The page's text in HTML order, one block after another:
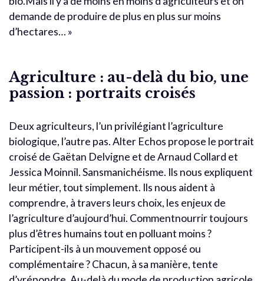
demande de produire de plus en plus sur moins
d’hectares… »
Agriculture : au-delà du bio, une
passion : portraits croisés
Deux agriculteurs, l’un privilégiant l’agriculture
biologique, l’autre pas. Alter Echos propose le portrait
croisé de Gaëtan Delvigne et de Arnaud Collard et
Jessica Moinnil. Sansmanichéisme. Ils nous expliquent
leur métier, tout simplement. Ils nous aident à
comprendre, à travers leurs choix, les enjeux de
l’agriculture d’aujourd’hui. Commentnourrir toujours
plus d’êtres humains tout en polluant moins ?
Participent-ils à un mouvement opposé ou
complémentaire ? Chacun, à sa manière, tente